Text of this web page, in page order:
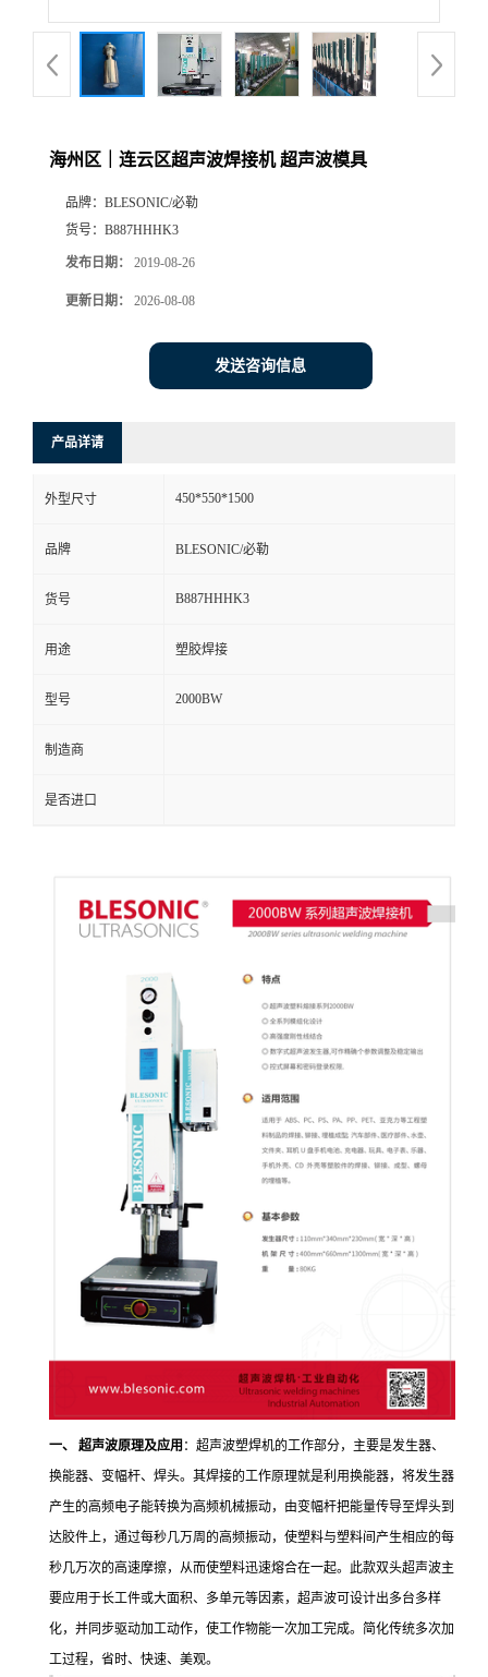
海州区｜连云区超声波焊接机 超声波模具
品牌： BLESONIC/必勒
货号： B887HHHK3
发布日期： 2019-08-26
更新日期： 2026-08-08
发送咨询信息
产品详请
外型尺寸 450*550*1500
品牌 BLESONIC/必勒
货号 B887HHHK3
用途 塑胶焊接
型号 2000BW
制造商
是否进口
一、 超声波原理及应用 ：超声波塑焊机的工作部分，主要是发生器、
换能器、变幅杆、焊头。其焊接的工作原理就是利用换能器，将发生器
产生的高频电子能转换为高频机械振动，由变幅杆把能量传导至焊头到
达胶件上，通过每秒几万周的高频振动，使塑料与塑料间产生相应的每
秒几万次的高速摩擦，从而使塑料迅速熔合在一起。此款双头超声波主
要应用于长工件或大面积、多单元等因素，超声波可设计出多台多样
化，并同步驱动加工动作，使工作物能一次加工完成。简化传统多次加
工过程，省时、快速、美观。